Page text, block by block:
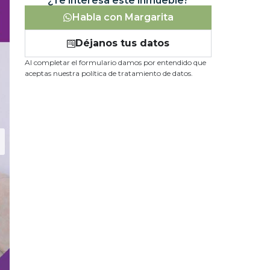
Habla con Margarita
Déjanos tus datos
Al completar el formulario damos por entendido que
aceptas nuestra política de tratamiento de datos.